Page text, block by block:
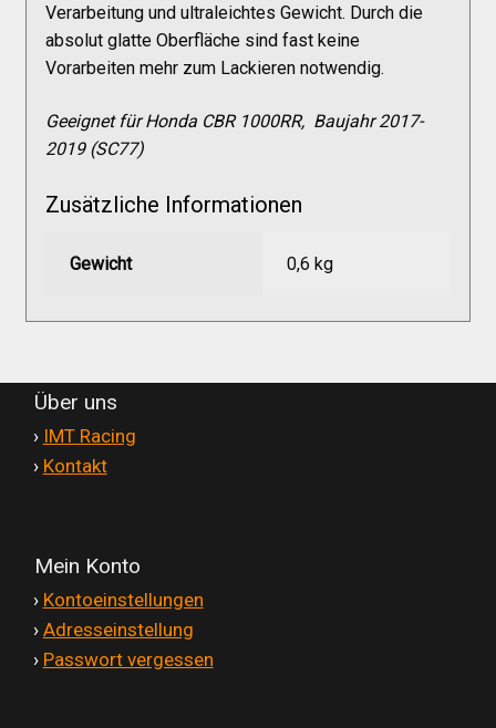
Impressum
Widerruf
Verarbeitung und ultraleichtes Gewicht. Durch die
absolut glatte Oberfläche sind fast keine
Vorarbeiten mehr zum Lackieren notwendig.
Geeignet für Honda CBR 1000RR, Baujahr 2017-
2019 (SC77)
Zusätzliche Informationen
Gewicht 0,6 kg
Über uns
› IMT Racing
› Kontakt
Mein Konto
› Kontoeinstellungen
› Adresseinstellung
› Passwort vergessen